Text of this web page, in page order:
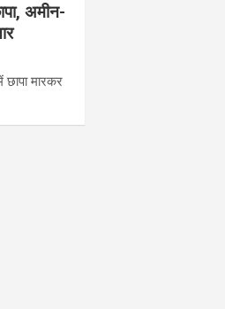
अमीन-
मारकर